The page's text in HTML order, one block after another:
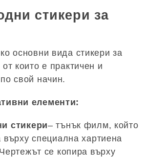
стикери за
основни вида стикери за
които е практичен и
свой начин.
елементи:
стикери– тънък филм, който
специална хартиена
се копира върху